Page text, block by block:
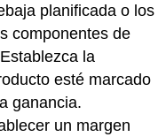
planificada o los
componentes de
la
esté marcado
ganancia.
un margen